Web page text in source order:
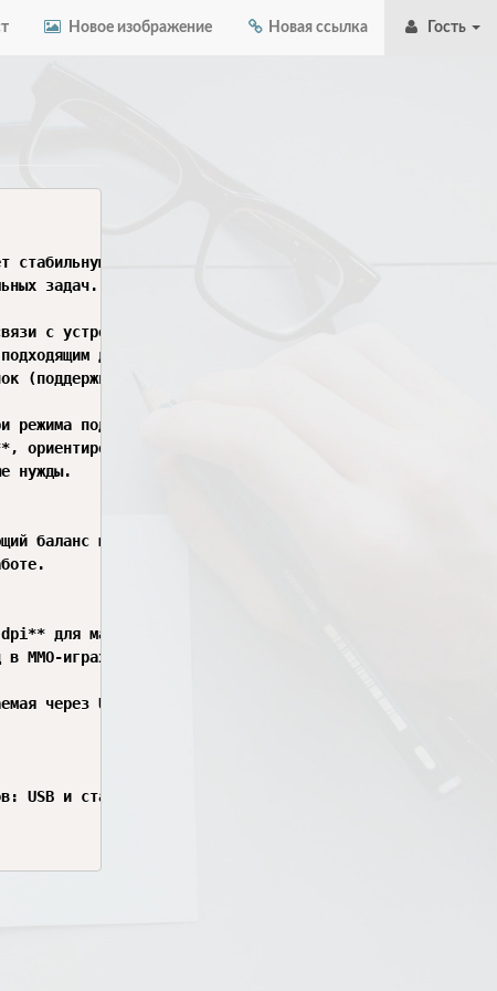
Новое изображение Новая ссылка Гость
работу на различных типах поверхностей.
задач.
с устройством.
для стандартной офисной работы.
(поддержка жестов).
режима подключения: радиоканал, Bluetooth и кабель
на профессиональный гейминг.
нужды.
баланс между скоростью и точностью.
для максимальной скорости реакции.
MMO-играх.
через USB-ресивер.
USB и старого стандарта **PS/2**.